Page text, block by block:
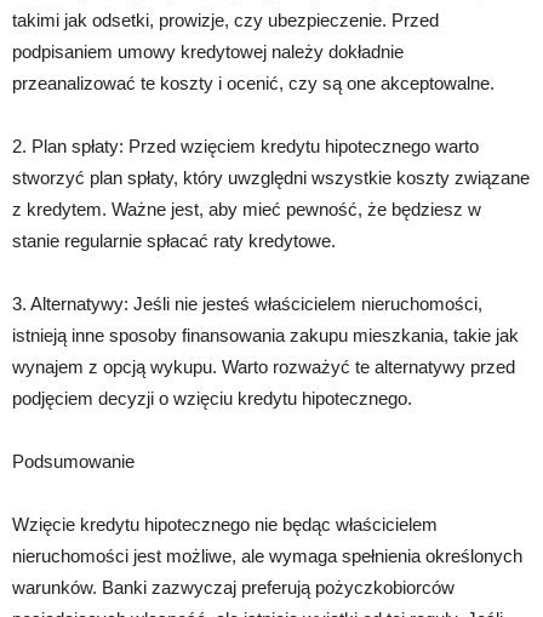
takimi jak odsetki, prowizje, czy ubezpieczenie. Przed
podpisaniem umowy kredytowej należy dokładnie
przeanalizować te koszty i ocenić, czy są one akceptowalne.
2. Plan spłaty: Przed wzięciem kredytu hipotecznego warto
stworzyć plan spłaty, który uwzględni wszystkie koszty związane
z kredytem. Ważne jest, aby mieć pewność, że będziesz w
stanie regularnie spłacać raty kredytowe.
3. Alternatywy: Jeśli nie jesteś właścicielem nieruchomości,
istnieją inne sposoby finansowania zakupu mieszkania, takie jak
wynajem z opcją wykupu. Warto rozważyć te alternatywy przed
podjęciem decyzji o wzięciu kredytu hipotecznego.
Podsumowanie
Wzięcie kredytu hipotecznego nie będąc właścicielem
nieruchomości jest możliwe, ale wymaga spełnienia określonych
warunków. Banki zazwyczaj preferują pożyczkobiorców